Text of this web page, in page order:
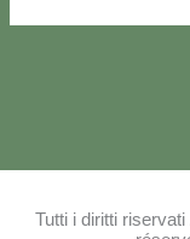
Tutti i diritti